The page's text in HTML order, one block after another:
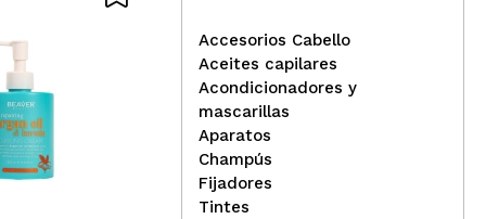
Valquer - Protector térmico
capilar
Accesorios Cabello
Aceites capilares
Acondicionadores y
mascarillas
Aparatos
Champús
Fijadores
Tintes